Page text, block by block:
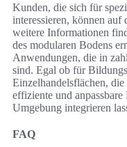
Kunden, die sich für
interessieren, können auf
weitere Informationen
des modularen Bodens
Anwendungen, die in
sind. Egal ob für
Einzelhandelsflächen,
effiziente und
Umgebung integrieren
FAQ